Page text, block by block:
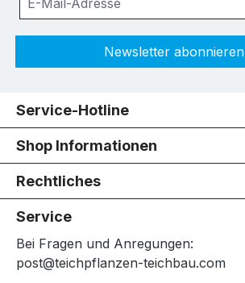
Newsletter abonnieren
Service-Hotline
Shop Informationen
Rechtliches
Service
Bei Fragen und Anregungen:
post@teichpflanzen-teichbau.com